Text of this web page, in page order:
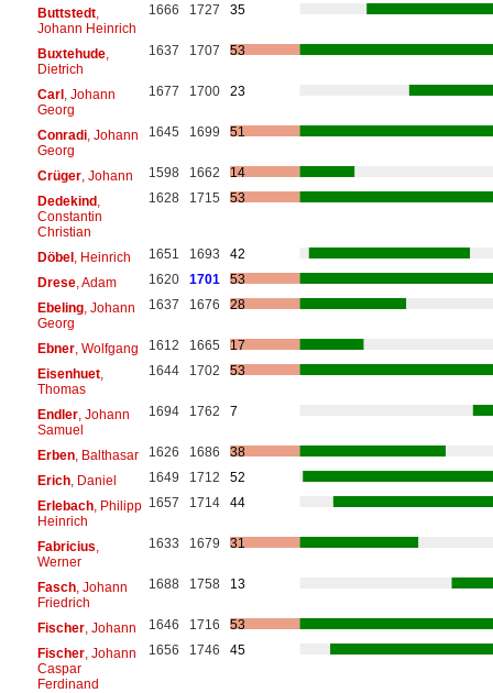
Buttstedt,
Johann Heinrich
1666 1727 35
Buxtehude,
Dietrich
1637 1707 53
Carl, Johann
Georg
1677 1700 23
Conradi, Johann
Georg
1645 1699 51
Crüger, Johann 1598 1662
14
Dedekind,
Constantin
Christian
1628 1715 53
Döbel, Heinrich 1651 1693
42
Drese, Adam 1620 1701
53
Ebeling, Johann
Georg
1637 1676 28
Ebner, Wolfgang 1612 1665
17
Eisenhuet,
Thomas
1644 1702 53
Endler, Johann
Samuel
1694 1762 7
Erben, Balthasar 1626 1686
38
Erich, Daniel 1649 1712
52
Erlebach, Philipp
Heinrich
1657 1714 44
Fabricius
Werner
1633 1679 31
Fasch, Johann
Friedrich
1688 1758 13
Fischer, Johann 1646 1716
53
Fischer, Johann
Caspar
Ferdinand
1656 1746 45